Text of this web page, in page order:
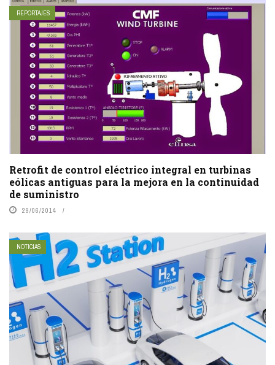
REPORTAJES
Retrofit de control eléctrico integral en turbinas
eólicas antiguas para la mejora en la continuidad
de suministro
29/06/2014
NOTICIAS